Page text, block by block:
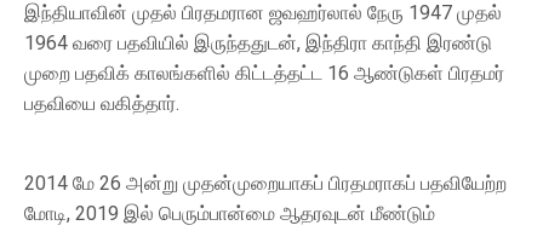
இந்தியாவின் முதல் பிரதமரான ஜவஹர்லால் நேரு 1947 முதல்
1964 வரை பதவியில் இருந்ததுடன், இந்திரா காந்தி இரண்டு
முறை பதவிக் காலங்களில் கிட்டத்தட்ட 16 ஆண்டுகள் பிரதமர்
பதவியை வகித்தார்.
2014 மே 26 அன்று முதன்முறையாகப் பிரதமராகப் பதவியேற்ற
மோடி, 2019 இல் பெரும்பான்மை ஆதரவுடன் மீண்டும்